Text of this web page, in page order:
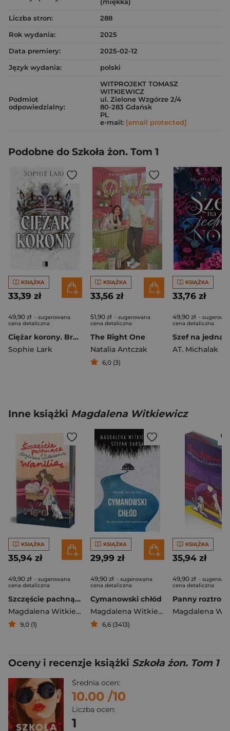
Liczba stron:
288
Rok wydania:
2025
Data premiery:
2025-02-12
Język wydania:
polski
Podmiot
odpowiedzialny:
WITPROJEKT TOMASZ
WITKIEWICZ
ul. Zielone Wzgórze 2/4
80-283 Gdańsk
PL
e-mail: [email protected]
Podobne do Szkoła żon. Tom 1
KSIĄŻKA
33,39 zł
49,90 zł - sugerowana
cena detaliczna
Ciężar korony. Brutalne dziedzictwo. Tom 6
Sophie Lark
KSIĄŻKA
33,56 zł
51,90 zł - sugerowana
cena detaliczna
The Right One
Natalia Antczak
6,0 (3)
KSIĄŻKA
33,76 zł
49,90 zł -
cena detaliczna
Szef na jedną
AT. Michalak
Inne książki Magdalena Witkiewicz
KSIĄŻKA
35,94 zł
49,90 zł - sugerowana
cena detaliczna
Szczęście pachnące wanilią (ilustrowane brzegi)
Magdalena Witkiewicz
9,0 (1)
KSIĄŻKA
29,99 zł
49,90 zł - sugerowana
cena detaliczna
Cymanowski chłód
Magdalena Witkiewicz
,Stefan Darda
6,6 (3413)
KSIĄŻKA
35,94 zł
49,90 zł -
cena detaliczna
Oceny i recenzje książki Szkoła żon. Tom 1
Średnia ocen:
10.00 /10
Liczba ocen:
1